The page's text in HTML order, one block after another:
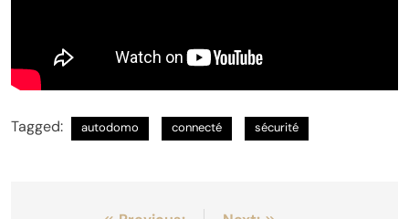
Tagged: autodomo connecté sécurité